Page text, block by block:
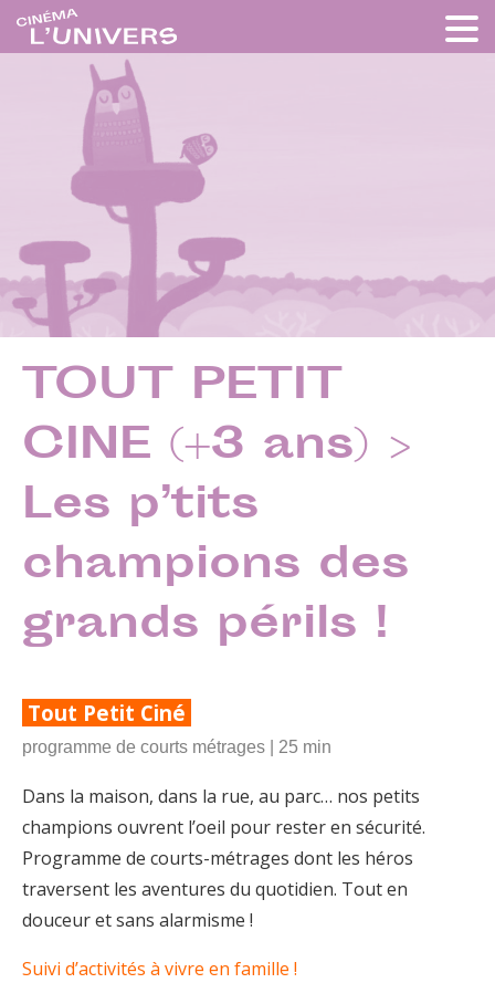
TOUT PETIT
CINE (+3 ans) >
Les p’tits
champions des
grands périls !
Tout Petit Ciné
programme de courts métrages | 25 min
Dans la maison, dans la rue, au parc… nos petits
champions ouvrent l’oeil pour rester en sécurité.
Programme de courts-métrages dont les héros
traversent les aventures du quotidien. Tout en
douceur et sans alarmisme !
Suivi d’activités à vivre en famille !